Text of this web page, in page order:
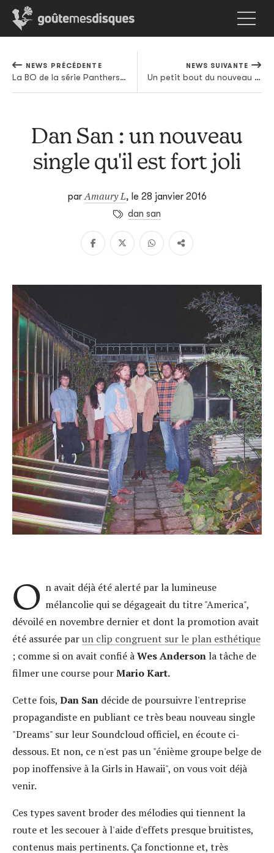
NEWS PRÉCÉDENTE
La BO de la série Panthers par Clark sortira sur Warp
NEWS SUIVANTE
Un petit bout du nouveau Deftones en écoute
Dan San : un nouveau
single qu'il est fort joli
parAmaury L, le 28 janvier 2016
dan san
O n avait déjà été alerté par la lumineuse
mélancolie qui se dégageait du titre "America",
dévoilé en novembre dernier et dont la promotion avait
été assurée parun clip congruent sur le plan esthétique
; comme si on avait confié àWes Anderson la tâche de
filmer une course pourMario Kart.
Cette fois, Dan San décide de poursuivre l'entreprise
propagandiste en publiant ce très beau nouveau single
"Dreams" sur leur Soundcloud officiel, en écoute ci-
dessous. Et non, ce n'est pas un "énième groupe belge de
pop inoffensive à la Girls in Hawaii", on vous voit déjà
venir.
Ces types savent broder des mélodies qui tiennent la
route et les secouer à l'aide d'effets presque bruitistes,
contenus mais pertinents. Ça fonctionne et, très